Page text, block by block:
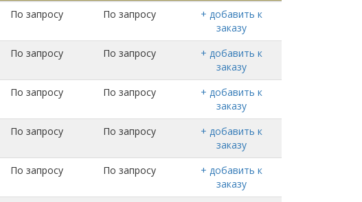
По запросу По запросу
+ добавить к
заказу
По запросу По запросу
+ добавить к
заказу
По запросу По запросу
+ добавить к
заказу
По запросу По запросу
+ добавить к
заказу
По запросу По запросу
+ добавить к
заказу